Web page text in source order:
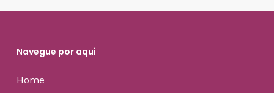
Navegue por aqui
Home